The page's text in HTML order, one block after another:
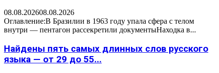
08.08.202608.08.2026
Оглавление:В Бразилии в 1963 году упала сфера с телом
внутри — пентагон рассекретили документыНаходка в...
Найдены пять самых длинных слов русского
языка — от 29 до 55...